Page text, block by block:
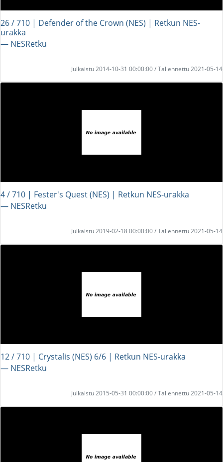
26 / 710 | Defender of the Crown (NES) | Retkun NES-
urakka
― NESRetku
Julkaistu 2014-10-31 00:00:00 / Tallennettu 2021-05-14
4 / 710 | Fester's Quest (NES) | Retkun NES-urakka
― NESRetku
Julkaistu 2019-02-18 00:00:00 / Tallennettu 2021-05-14
12 / 710 | Crystalis (NES) 6/6 | Retkun NES-urakka
― NESRetku
Julkaistu 2015-05-31 00:00:00 / Tallennettu 2021-05-14